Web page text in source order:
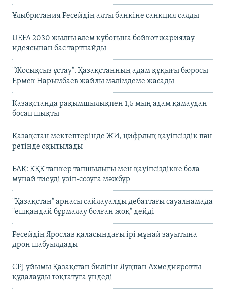
Ұлыбритания Ресейдің алты банкіне санкция салды
UEFA 2030 жылғы әлем кубогына бойкот жариялау
идеясынан бас тартпайды
"Жосықсыз ұстау". Қазақстанның адам құқығы бюросы
Ермек Нарымбаев жайлы мәлімдеме жасады
Қазақстанда рақымшылықпен 1,5 мың адам қамаудан
босап шықты
Қазақстан мектептерінде ЖИ, цифрлық қауіпсіздік пән
ретінде оқытылады
БАҚ: КҚК танкер тапшылығы мен қауіпсіздікке бола
мұнай тиеуді үзіп-созуға мәжбүр
"Қазақстан" арнасы сайлауалды дебаттағы сауалнамада
"ешқандай бұрмалау болған жоқ" дейді
Ресейдің Ярослав қаласындағы ірі мұнай зауытына
дрон шабуылдады
CPJ ұйымы Қазақстан билігін Лұқпан Ахмедияровты
қудалауды тоқтатуға үндеді